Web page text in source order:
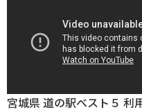
宮城県 道の駅ベスト５ 利